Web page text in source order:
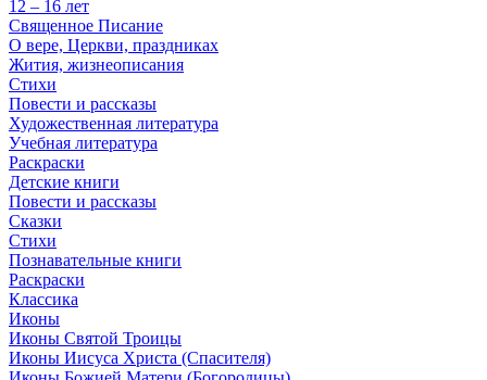
12 – 16 лет
Священное Писание
О вере, Церкви, праздниках
Жития, жизнеописания
Стихи
Повести и рассказы
Художественная литература
Учебная литература
Раскраски
Детские книги
Повести и рассказы
Сказки
Стихи
Познавательные книги
Раскраски
Классика
Иконы
Иконы Святой Троицы
Иконы Иисуса Христа (Спасителя)